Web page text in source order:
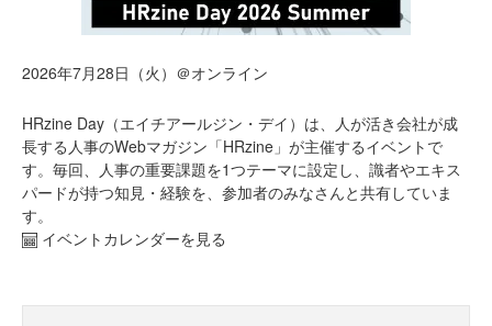
2026年7月28日（火）＠オンライン
HRzine Day（エイチアールジン・デイ）は、人が活き会社が成
長する人事のWebマガジン「HRzine」が主催するイベントで
す。毎回、人事の重要課題を1つテーマに設定し、識者やエキス
パードが持つ知見・経験を、参加者のみなさんと共有していま
す。
イベントカレンダーを見る